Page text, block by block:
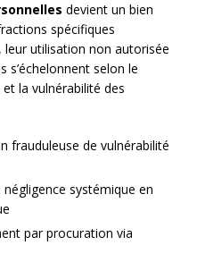
devient un bien
spécifiques
utilisation non autorisée
s’échelonnent selon le
la vulnérabilité des
frauduleuse de vulnérabilité
systémique en
par procuration via